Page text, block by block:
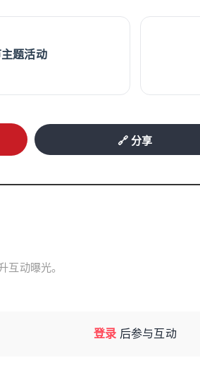
题活动
🔗 分享
互动曝光。
登录 后参与互动